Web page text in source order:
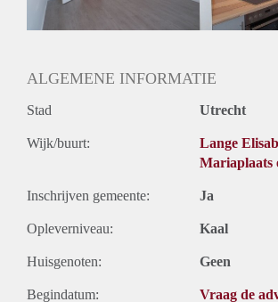
Onbepaalde termijn
Oplevering
ALGEMENE INFORMATIE
Stad Utrecht
Wijk/buurt:
Lange
Mariaplaats
Inschrijven gemeente: Ja
Opleverniveau: Kaal
Huisgenoten: Geen
Begindatum: Vraag de